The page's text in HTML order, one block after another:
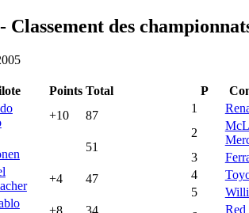
Classement des
Points Total
+10 87
51
+4 47
+8 34
P
1
2
3
4
5